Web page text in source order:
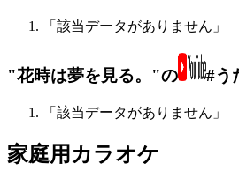
「該当データがありません」
"花時は夢を見る。"の #う
「該当データがありません」
家庭用カラオケ